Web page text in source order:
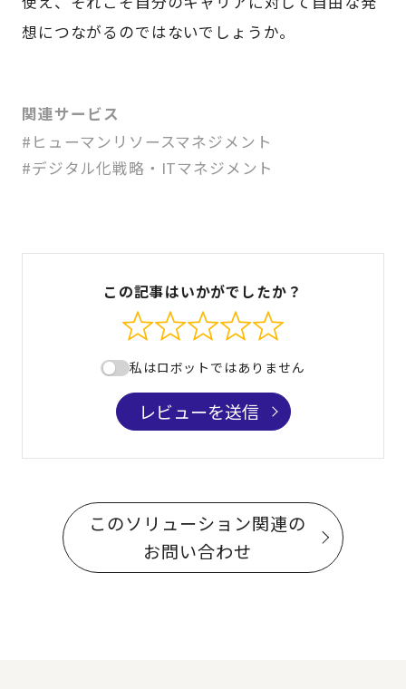
想につながるのではないでしょうか。
関連サービス
#ヒューマンリソースマネジメント
#デジタル化戦略・ITマネジメント
この記事はいかがでしたか？
私はロボットではありません
レビューを送信
このソリューション関連の
お問い合わせ